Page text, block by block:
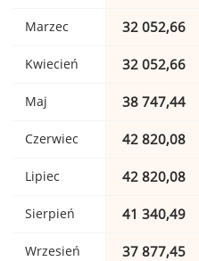
Marzec 32 052,66
Kwiecień 32 052,66
Maj 38 747,44
Czerwiec 42 820,08
Lipiec 42 820,08
Sierpień 41 340,49
Wrzesień 37 877,45